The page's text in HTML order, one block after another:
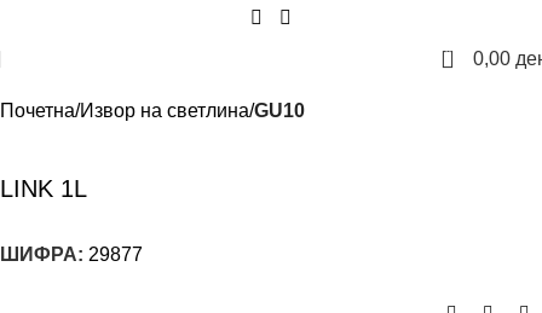
0 0,00
Почетна Извор на светлина GU10
LINK 1L
ШИФРА: 29877